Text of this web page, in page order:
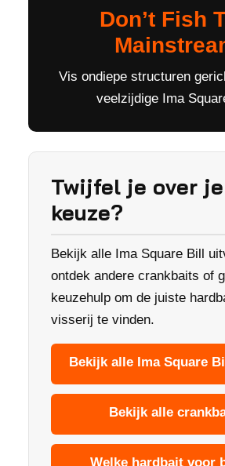
Don’t Fish
Vis ondiepe structuren
veelzijdige Ima
Twijfel je over je
keuze?
Bekijk alle Ima Square Bill
ontdek andere crankbaits of
keuzehulp om de juiste
visserij te vinden.
Bekijk alle Ima Square
Bekijk alle
Welke hardbait voor